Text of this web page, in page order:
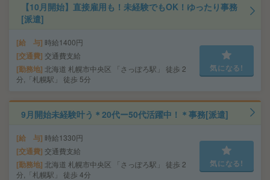
【10月開始】直接雇用も！未経験でもOK！ゆったり事務
[派遣]
給 与 時給1400円
交通費 交通費支給
勤務地 北海道 札幌市中央区 「さっぽろ駅」 徒歩 2
分,「札幌駅」 徒歩 5分
気になる!
9月開始未経験叶う＊20代ー50代活躍中！＊事務[派遣]
給 与 時給1330円
交通費 交通費支給
勤務地 北海道 札幌市中央区 「さっぽろ駅」 徒歩 2
分,「札幌駅」 徒歩 4分
気になる!